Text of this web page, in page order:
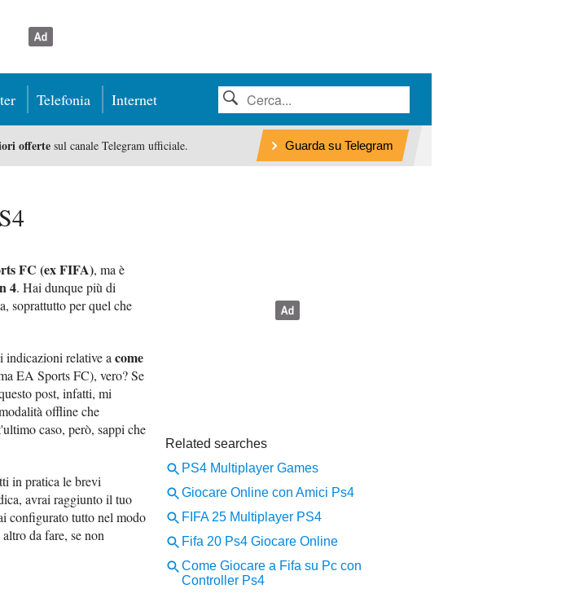
Telefonia Internet
offertesul canale Telegram ufficiale. Guarda su Telegram
FC (ex FIFA), ma è
4. Hai dunque più di
soprattutto per quel che
indicazioni relative a come
EA Sports FC), vero? Se
post, infatti, mi
offline che
caso, però, sappi che
in pratica le brevi
avrai raggiunto il tuo
configurato tutto nel modo
da fare, se non